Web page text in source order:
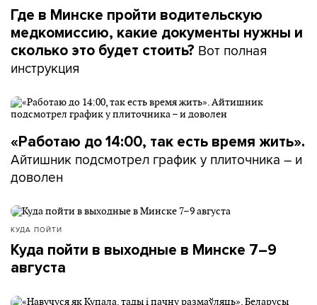
Где в Минске пройти водительскую
медкомиссию, какие документы нужны и
сколько это будет стоить? Вот полная
инструкция
«Работаю до 14:00, так есть время жить».
Айтишник подсмотрел график у плиточника – и
доволен
КУДА ПОЙТИ
Куда пойти в выходные в Минске 7–9
августа